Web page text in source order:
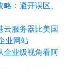
：避开误区、
云服务器比美国
业网站
企业级视角看阿